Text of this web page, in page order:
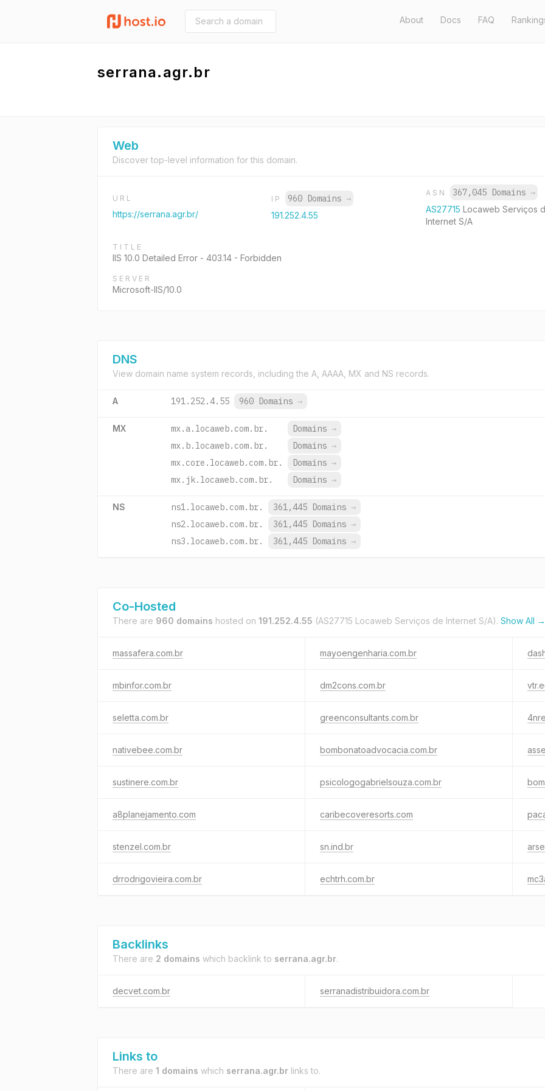
About Docs FAQ
serrana.agr.br
Web
Discover top-level information for this domain.
URL
https://serrana.agr.br/
IP 960 Domains →
191.252.4.55
ASN 367,045 Domains →
AS27715Locaweb Serviços
Internet S/A
TITLE
IIS 10.0 Detailed Error - 403.14 - Forbidden
SERVER
Microsoft-IIS/10.0
DNS
View domain name system records, including the A, AAAA, MX and NS records.
A 191.252.4.55 960 Domains →
MX mx.a.locaweb.com.br. Domains →
mx.b.locaweb.com.br.
Domains →
mx.core.locaweb.com.br.
Domains →
mx.jk.locaweb.com.br.
Domains →
NS ns1.locaweb.com.br. 361,445 Domains →
ns2.locaweb.com.br.
361,445 Domains →
ns3.locaweb.com.br.
361,445 Domains →
Co-Hosted
There are 960 domains hosted on 191.252.4.55 (AS27715 Locaweb Serviços de Internet S/A). Show All →
massafera.com.br mayoengenharia.com.br
mbinfor.com.br dm2cons.com.br
seletta.com.br greenconsultants.com.br
nativebee.com.br bombonatoadvocacia.com.br
sustinere.com.br psicologogabrielsouza.com.br
a8planejamento.com caribecoveresorts.com
stenzel.com.br sn.ind.br
drrodrigovieira.com.br echtrh.com.br
Backlinks
There are 2 domains which backlink to serrana.agr.br.
decvet.com.br serranadistribuidora.com.br
Links to
There are 1 domains which serrana.agr.br links to.